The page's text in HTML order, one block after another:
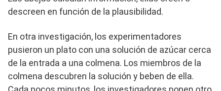
descreen en función de la plausibilidad.
En otra investigación, los experimentadores
pusieron un plato con una solución de azúcar cerca
de la entrada a una colmena. Los miembros de la
colmena descubren la solución y beben de ella.